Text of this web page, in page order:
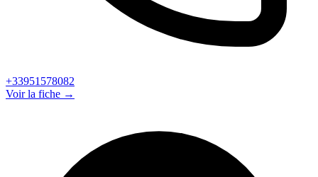
+33951578082
Voir la fiche →